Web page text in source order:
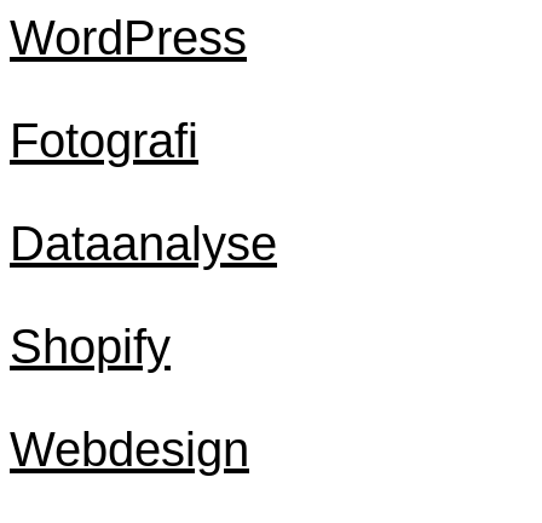
WordPress
Fotografi
Dataanalyse
Shopify
Webdesign